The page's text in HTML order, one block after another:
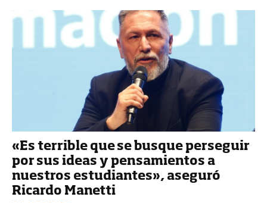
«Es terrible que se busque perseguir
por sus ideas y pensamientos a
nuestros estudiantes», aseguró
Ricardo Manetti